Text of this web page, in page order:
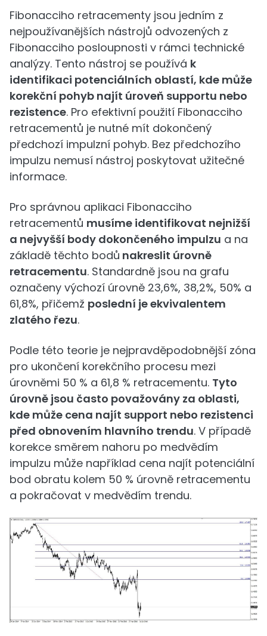
Fibonacciho retracementy jsou jedním z
nejpoužívanějších nástrojů odvozených z
Fibonacciho posloupnosti v rámci technické
analýzy. Tento nástroj se používá k
identifikaci potenciálních oblastí, kde může
korekční pohyb najít úroveň supportu nebo
rezistence. Pro efektivní použití Fibonacciho
retracementů je nutné mít dokončený
předchozí impulzní pohyb. Bez předchozího
impulzu nemusí nástroj poskytovat užitečné
informace.
Pro správnou aplikaci Fibonacciho
retracementů musíme identifikovat nejnižší
a nejvyšší body dokončeného impulzu a na
základě těchto bodů nakreslit úrovně
retracementu. Standardně jsou na grafu
označeny výchozí úrovně 23,6%, 38,2%, 50% a
61,8%, přičemž poslední je ekvivalentem
zlatého řezu.
Podle této teorie je nejpravděpodobnější zóna
pro ukončení korekčního procesu mezi
úrovněmi 50 % a 61,8 % retracementu. Tyto
úrovně jsou často považovány za oblasti,
kde může cena najít support nebo rezistenci
před obnovením hlavního trendu. V případě
korekce směrem nahoru po medvědím
impulzu může například cena najít potenciální
bod obratu kolem 50 % úrovně retracementu
a pokračovat v medvědím trendu.